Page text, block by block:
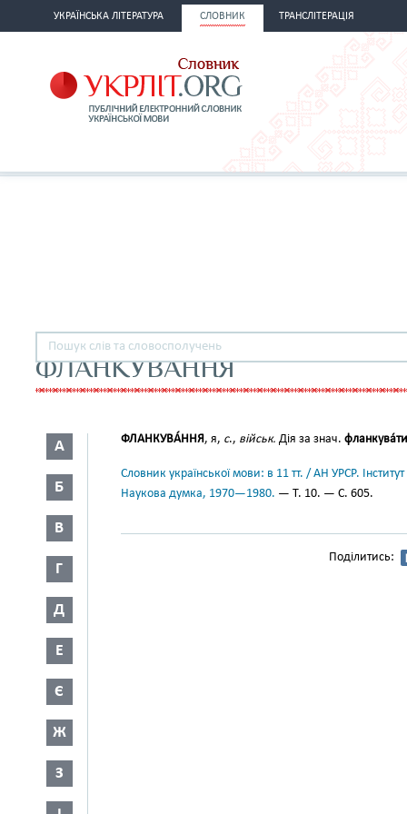
УКРАЇНСЬКА ЛІТЕРАТУРА СЛОВНИК ТРАНСЛІТЕРАЦІЯ
ФЛАНКУВАННЯ
А
Б
В
Г
Д
Е
Є
Ж
З
ФЛАНКУВА́ННЯ, я, с., військ. Дія за знач. фланкува́ти
Словник української мови: в 11 тт. / АН УРСР.
Наукова думка, 1970—1980. — Т. 10. — С. 605.
Поділитись: